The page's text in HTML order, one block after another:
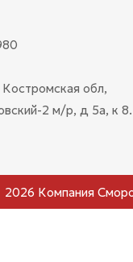
обл,
2 м/р, д 5а, к 8.
2026 Компания